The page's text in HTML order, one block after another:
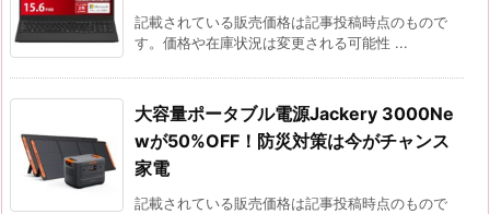
記載されている販売価格は記事投稿時点のもので
す。価格や在庫状況は変更される可能性 ...
大容量ポータブル電源Jackery 3000Ne
wが50%OFF！防災対策は今がチャンス
家電
記載されている販売価格は記事投稿時点のもので